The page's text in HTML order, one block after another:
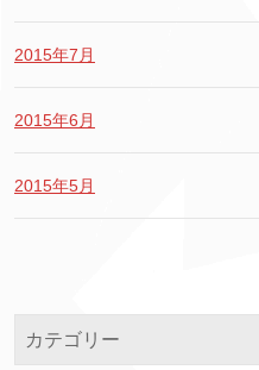
2015年7月
2015年6月
2015年5月
カテゴリー